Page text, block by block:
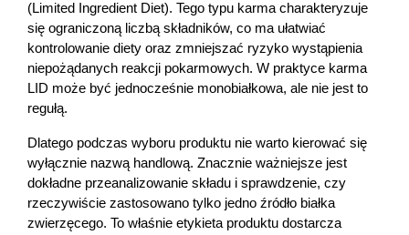
(Limited Ingredient Diet). Tego typu karma charakteryzuje
się ograniczoną liczbą składników, co ma ułatwiać
kontrolowanie diety oraz zmniejszać ryzyko wystąpienia
niepożądanych reakcji pokarmowych. W praktyce karma
LID może być jednocześnie monobiałkowa, ale nie jest to
regułą.
Dlatego podczas wyboru produktu nie warto kierować się
wyłącznie nazwą handlową. Znacznie ważniejsze jest
dokładne przeanalizowanie składu i sprawdzenie, czy
rzeczywiście zastosowano tylko jedno źródło białka
zwierzęcego. To właśnie etykieta produktu dostarcza